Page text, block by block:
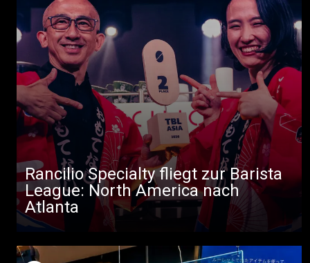
Rancilio Specialty fliegt zur Barista
League: North America nach
Atlanta
Alle
Produkte
Nachrichten
Herunterladen